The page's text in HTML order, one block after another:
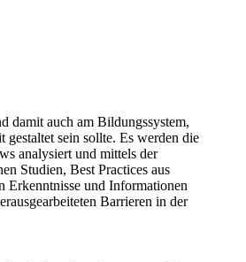
damit auch am Bildungssystem,
sein sollte. Es werden die
analysiert und mittels der
Studien, Best Practices aus
Erkenntnisse und Informationen
Barrieren in der